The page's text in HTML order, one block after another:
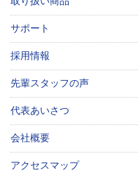
サポート
採用情報
先輩スタッフの声
代表あいさつ
会社概要
アクセスマップ